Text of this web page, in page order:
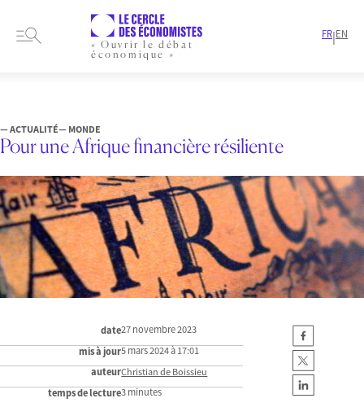
« Ouvrir le débat
économique »
FR|EN
— ACTUALITÉ— MONDE
Pour une Afrique financière résiliente
date27 novembre 2023
mis à jour5 mars 2024 à 17:01
auteurChristian de Boissieu
temps de lecture3 minutes